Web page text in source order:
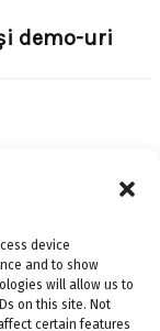
device
and to show
will allow us to
on this site. Not
certain features
demo-uri